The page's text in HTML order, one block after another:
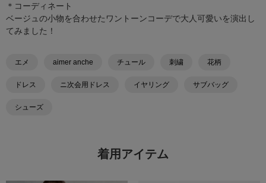
＊コーディネート
ベージュの小物を合わせたワントーンコーデで大人可愛いを演出し
てみました！
エメ aimer anche チュール 刺繍 花柄
ドレス ニ次会用ドレス イヤリング サブバッグ
シューズ
着用アイテム